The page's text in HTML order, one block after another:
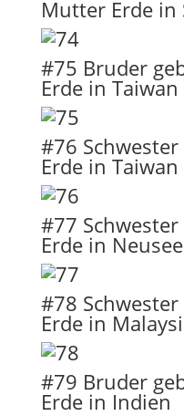
Mutter Erde in
#75 Bruder
Erde in Taiwan
#76
Erde in Taiwan
#77
Erde in
#78
Erde in
#79 Bruder
Erde in Indien